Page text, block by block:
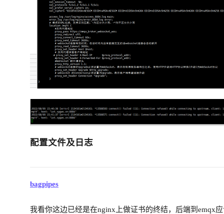
配置文件及日志
bagpipes
我看你这边已经是在nginx上做证书的终结，后端到emqx